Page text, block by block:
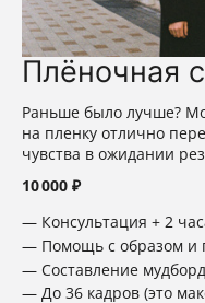
Плёночная
Раньше было лучше?
на пленку отлично
чувства в ожидании
10 000 ₽
Консультация + 2
Помощь с образом и
Составление
До 36 кадров (это